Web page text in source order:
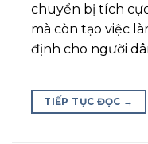
chuyển bị tích
mà còn tạo việc
định cho người
TIẾP TỤC ĐỌC →